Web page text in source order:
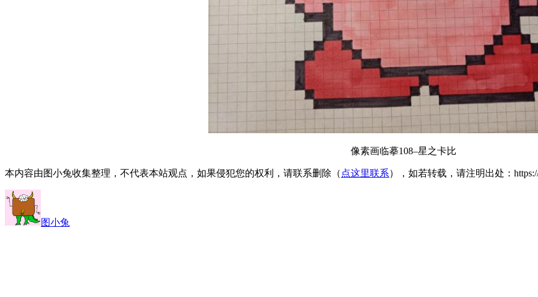
像素画临摹108–星之卡比
本内容由图小兔收集整理，不代表本站观点，如果侵犯您的权利，请联系删除（ 点这里联系），如若转载，请注明出处：
图小兔